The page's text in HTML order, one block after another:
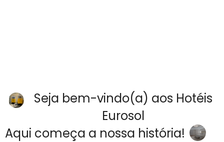
Seja bem-vindo(a) aos Hotéis
Eurosol
Aqui começa a nossa história!